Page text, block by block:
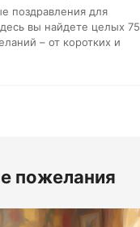
поздравления для
вы найдете целых 75
– от коротких и
пожелания